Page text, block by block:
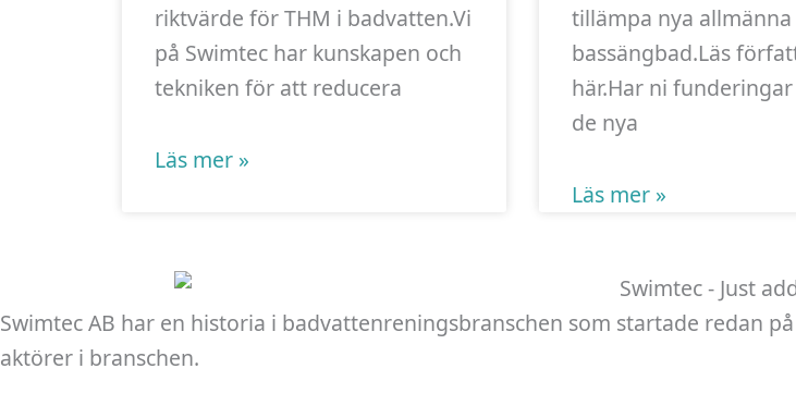
riktvärde för THM i badvatten.Vi
på Swimtec har kunskapen och
tekniken för att reducera
Läs mer »
tillämpa nya
bassängbad.Läs
här.Har ni
de nya
Läs mer »
Swimtec AB har en historia i badvattenreningsbranschen som startade redan
aktörer i branschen.